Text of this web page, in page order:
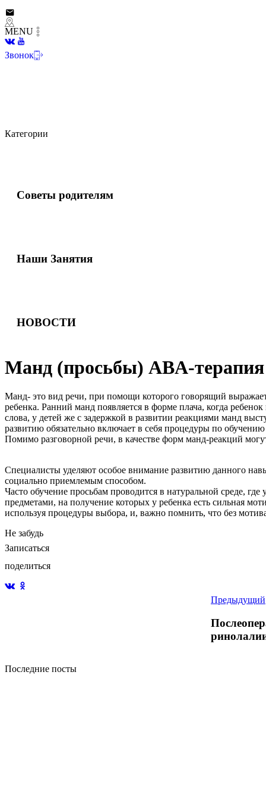
MENU
Звонок
Категории
Советы родителям
Наши Занятия
НОВОСТИ
Манд (просьбы) АВА-терапия
Манд- это вид речи, при помощи которого говорящий
ребенка. Ранний манд появляется в форме плача, когда
слова, у детей же с задержкой в развитии реакциями манд
развитию обязательно включает в себя процедуры по
Помимо разговорной речи, в качестве форм манд-реакций
Специалисты уделяют особое внимание развитию данного
социально приемлемым способом.
Часто обучение просьбам проводится в натуральной среде,
предметами, на получение которых у ребенка есть сильная
используя процедуры выбора, и, важно помнить, что без
Не забудь
Записаться
поделиться
Предыдущий
Последние посты